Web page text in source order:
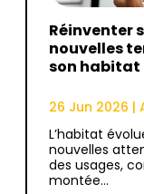
Réinventer
nouvelles
son habitat
26 Jun 2026 |
L’habitat
nouvelles
des usages,
montée…